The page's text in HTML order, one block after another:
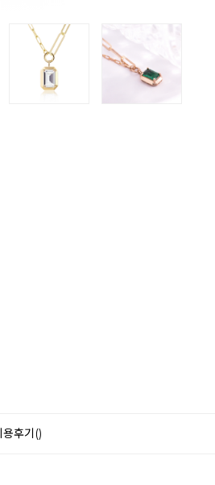
용후기()